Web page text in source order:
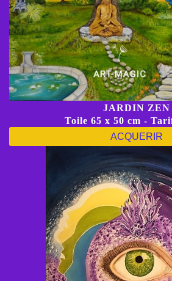
JARDIN ZEN
Toile 65 x 50 cm -
ACQUERIR